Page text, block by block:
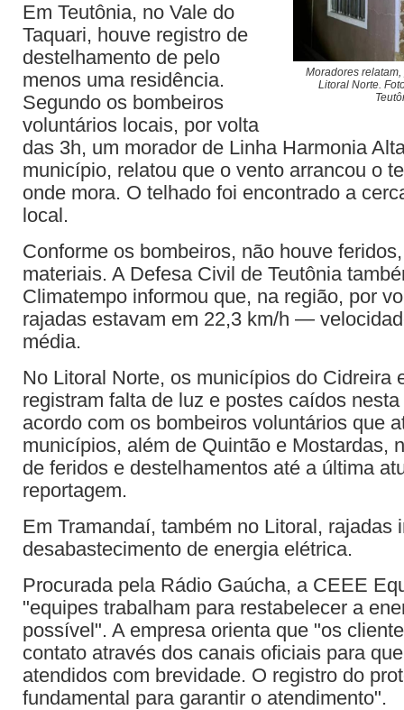
Moradores
Litoral Norte.
Em Teutônia, no Vale do
Taquari, houve registro de
destelhamento de pelo
menos uma residência.
Segundo os bombeiros
voluntários locais, por volta
das 3h, um morador de Linha Harmonia
município, relatou que o vento arrancou o
onde mora. O telhado foi encontrado a
local.
Conforme os bombeiros, não houve
materiais. A Defesa Civil de Teutônia
Climatempo informou que, na região, por
rajadas estavam em 22,3 km/h —
média.
No Litoral Norte, os municípios do Cidreira
registram falta de luz e postes caídos
acordo com os bombeiros voluntários que
municípios, além de Quintão e Mostardas,
de feridos e destelhamentos até a última
reportagem.
Em Tramandaí, também no Litoral, rajadas
desabastecimento de energia elétrica.
Procurada pela Rádio Gaúcha, a CEEE
"equipes trabalham para restabelecer a
possível". A empresa orienta que "os
contato através dos canais oficiais para
atendidos com brevidade. O registro do
fundamental para garantir o atendimento".